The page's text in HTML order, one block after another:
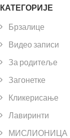
КАТЕГОРИЈЕ
Брзалице
Видео записи
За родитеље
Загонетке
Кликерисање
Лавиринти
МИСЛИОНИЦА